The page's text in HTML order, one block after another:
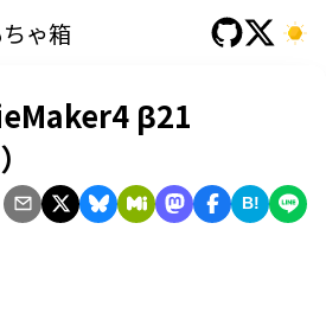
ゃ箱
β21
B!